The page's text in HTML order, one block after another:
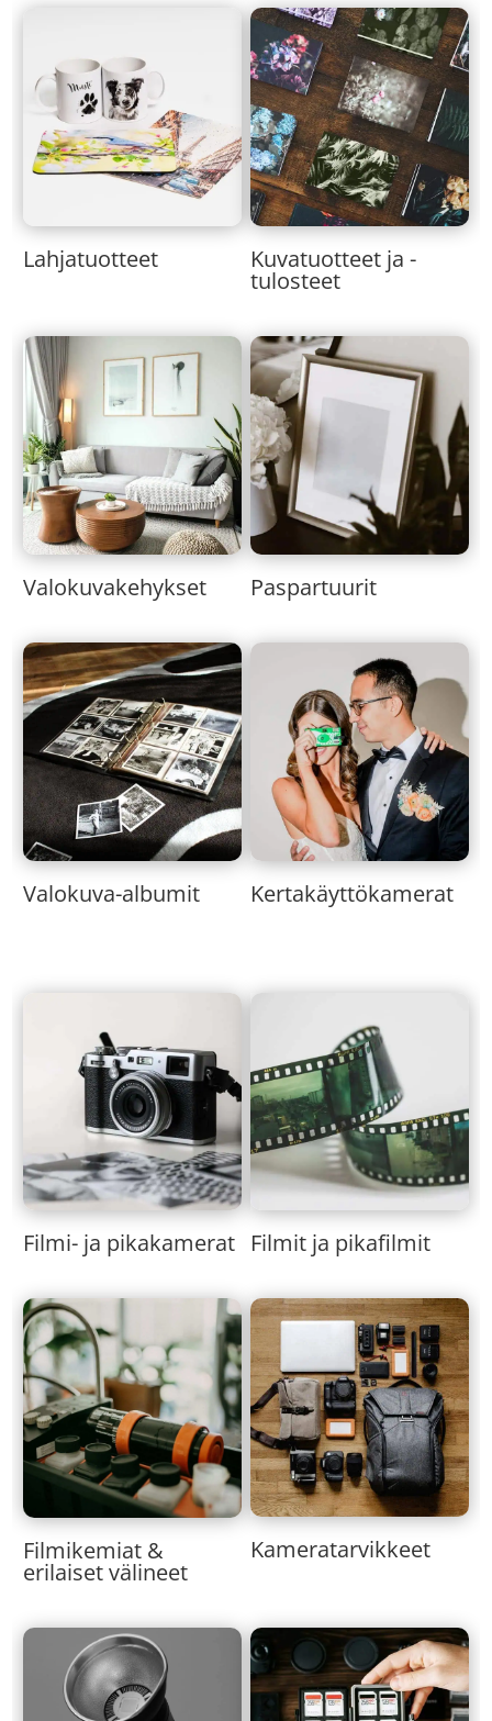
Lahjatuotteet Kuvatuotteet ja -
tulosteet
Valokuvakehykset Paspartuurit
Valokuva-albumit Kertakäyttökamerat
Filmi- ja pikakamerat Filmit ja pikafilmit
Filmikemiat &
erilaiset välineet
Kameratarvikkeet